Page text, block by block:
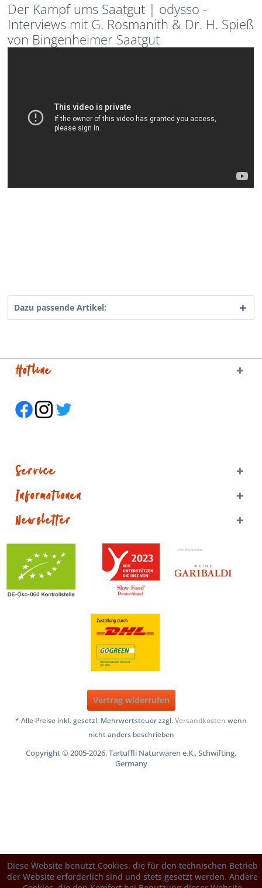
Der Kampf ums Saatgut | odysso -
Interviews mit G. Rosmanith & Dr. H. Spieß
von Bingenheimer Saatgut
Dazu passende Artikel:
Hotline
Service
Informationen
Newsletter
Vertrag widerrufen
* Alle Preise inkl. gesetzl. Mehrwertsteuer zzgl.Versandkosten wenn
nicht anders beschrieben
Copyright © 2005-2026, Tartuffli Naturwaren e.K., Schwifting,
Germany
Diese Website benutzt Cookies, die für den technischen Betrieb
der Website erforderlich sind und stets gesetzt werden. Andere